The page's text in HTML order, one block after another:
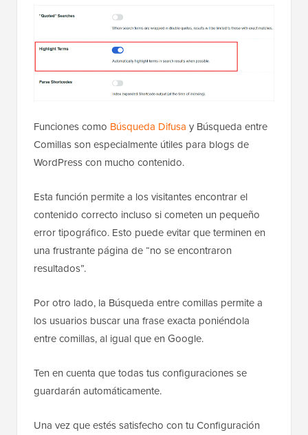
Funciones como Búsqueda Difusa y Búsqueda entre
Comillas son especialmente útiles para blogs de
WordPress con mucho contenido.
Esta función permite a los visitantes encontrar el
contenido correcto incluso si cometen un pequeño
error tipográfico. Esto puede evitar que terminen en
una frustrante página de “no se encontraron
resultados”.
Por otro lado, la Búsqueda entre comillas permite a
los usuarios buscar una frase exacta poniéndola
entre comillas, al igual que en Google.
Ten en cuenta que todas tus configuraciones se
guardarán automáticamente.
Una vez que estés satisfecho con tu Configuración